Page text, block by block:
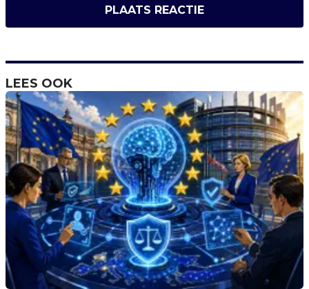
PLAATS REACTIE
LEES OOK